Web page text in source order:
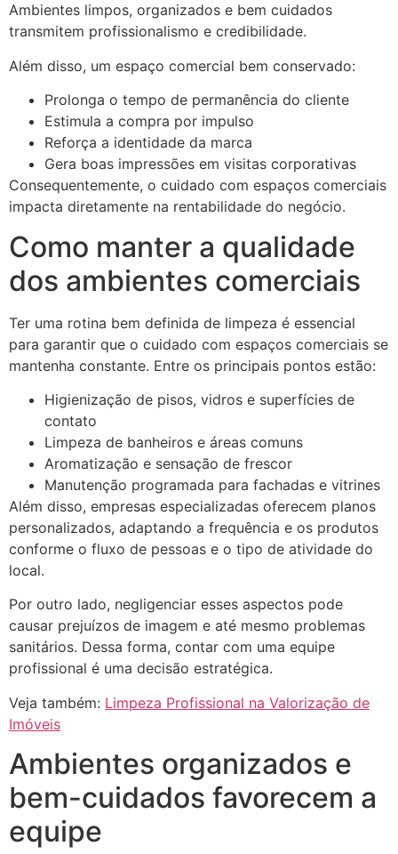
Ambientes limpos, organizados e bem cuidados
transmitem profissionalismo e credibilidade.
Além disso, um espaço comercial bem conservado:
Prolonga o tempo de permanência do cliente
Estimula a compra por impulso
Reforça a identidade da marca
Gera boas impressões em visitas corporativas
Consequentemente, o cuidado com espaços comerciais
impacta diretamente na rentabilidade do negócio.
Como manter a qualidade
dos ambientes comerciais
Ter uma rotina bem definida de limpeza é essencial
para garantir que o cuidado com espaços comerciais se
mantenha constante. Entre os principais pontos estão:
Higienização de pisos, vidros e superfícies de
contato
Limpeza de banheiros e áreas comuns
Aromatização e sensação de frescor
Manutenção programada para fachadas e vitrines
Além disso, empresas especializadas oferecem planos
personalizados, adaptando a frequência e os produtos
conforme o fluxo de pessoas e o tipo de atividade do
local.
Por outro lado, negligenciar esses aspectos pode
causar prejuízos de imagem e até mesmo problemas
sanitários. Dessa forma, contar com uma equipe
profissional é uma decisão estratégica.
Veja também: Limpeza Profissional na Valorização de
Imóveis
Ambientes organizados e
bem-cuidados favorecem a
equipe